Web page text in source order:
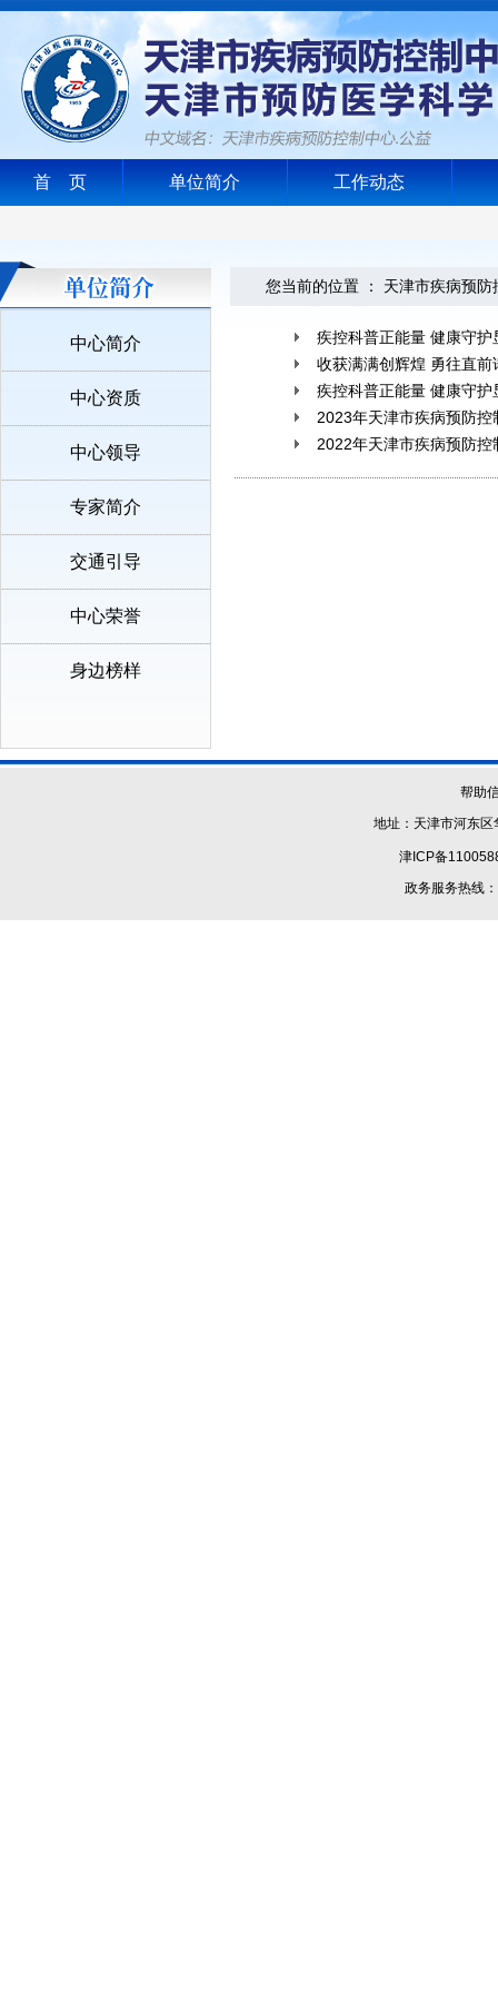
首 页 单位简介 工作动态
中心简介
中心资质
中心领导
专家简介
交通引导
中心荣誉
身边榜样
您当前的位置 ： 天津市疾病预防
疾控科普正能量 健康守
收获满满创辉煌 勇往直
疾控科普正能量 健康守
2023年天津市疾病预防
2022年天津市疾病预防控
帮助
地址：天津市河
津ICP备
政务服务热线